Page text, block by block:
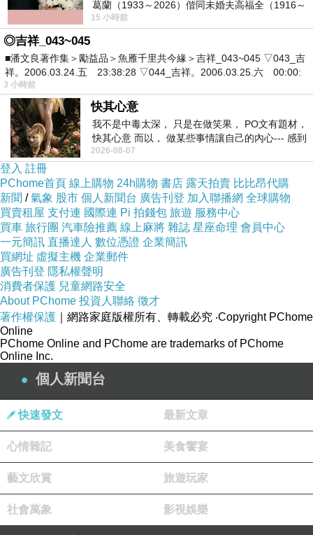
哈哈，大家應該都知道了，朴日圖就是尹華平的
爺爺，爺爺算是犧牲自己，不然他寶貝孫子尹華
平就要被附身拉。朴日圖思考的邏輯太厲害，在
想要的肉體附近殺光他喜歡的人，折磨他，看他
痛苦，然後奪走他的肉體。哈哈，那怎麼不幫尹
華平擁有一切然後一夕奪走。
崔潤第一次遇到永生難忘，第二次遇到傷口灼
痛，第三次要他的命，所以他是豁出去要把朴日
圖驅離，而尹華平則是讓朴日圖附身，準備自殺
和朴日圖共存亡，兩個人在水裡一直相互推拉，
尹華平勝利，把念珠戴回了崔潤手，沉入海底。
一年後，藉著每月捐物資給爺爺的線索，再次找
到尹華平。
心存善念總是好的，客自東海來。片名取得很
好，不僅是妖魔鬼怪是客，人本身就是客，從何
處來，往何處去。「夢裡不知身是客，一晌貪
上一篇： 韓劇→ 輔佐官–改變世界的人們 (보좌관– 세상을움직이는사람들)
下一篇： 韓劇 (棄劇) → 丹，僅此一次的愛情 (단, 하나의 사랑)
葛蘭（1933～2026）偕同未婚夫高福全（1916～
2004）乘郵輪赴倫敦6月15日於英國倫敦St.S
15 小時前
◎吉祥_043~045
■潘文良著作集＞勵益品＞魚雁千里共今緣＞吉祥_043~045 ▽043_吉
祥。2006.03.24.五 23:38:28 ▽044_吉祥。2006.03.25.六 00:00:
3 小時前
快其心意
我不是中毒太深， 只是在做笑果， PO文有題材，
快其心意 而以， 做某些事情讓自己的內心--- 感到
愉快。
2026-08-07
登入 註冊
PChome首頁 線上購物 24h購物 書店 露天拍賣 比比昂代購
新聞 /氣象 股市 個人新聞台 廣告刊登 加入聯播網 全球購物
買賣租屋 支付連 國際連 Pi 拍錢包 旅遊 服務中心
買車 旅行團 汽車險推薦 線上麻將 雜誌 星座命理 會員中心
一元簡訊 直播達人 數位憑證 企業簡訊
買網址 虛擬主機 企業郵件
廣告刊登 隱私權聲明
消費者保護 兒童網路安全
About PChome 投資人聯絡 徵才
著作權保護 ｜網路家庭版權所有、轉載必究 ‧Copyright PChome
Online
PChome Online and PChome are trademarks of PChome
Online Inc.
個人新聞台
快速發文 最新文章
心情雜記 美食饗宴
藝文欣賞 旅遊玩家
社會萬象 影視娛樂